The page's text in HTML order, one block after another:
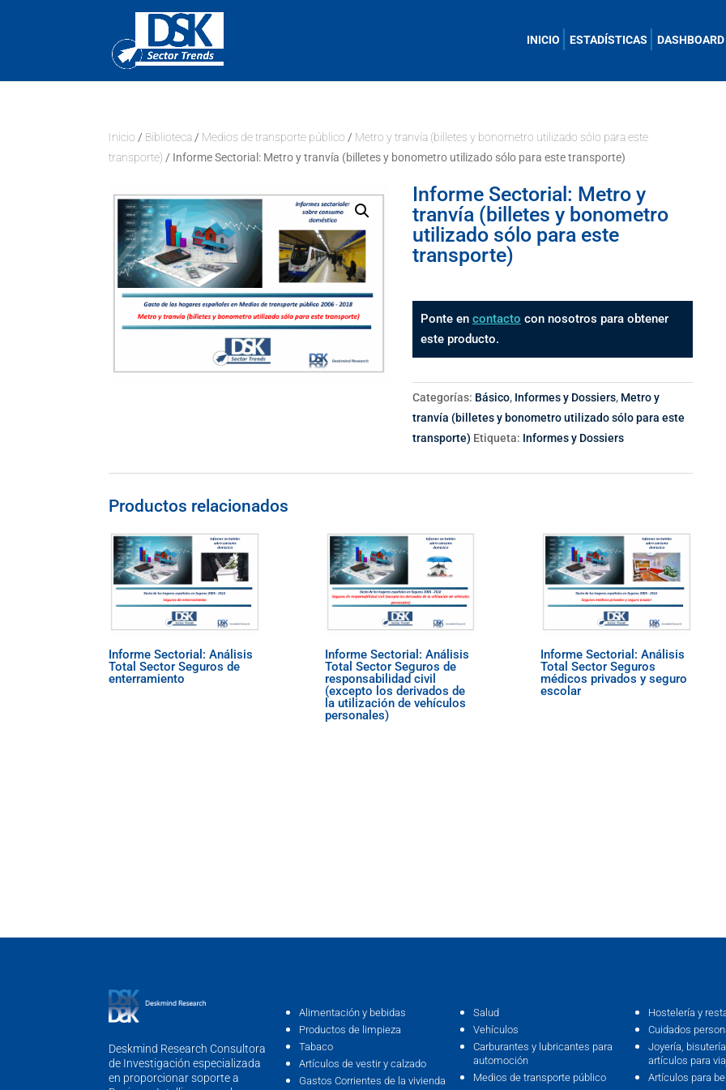
INICIO ESTADÍSTICAS DASHBOARD
Inicio / Biblioteca / Medios de transporte público / Metro y tranvía (billetes y bonometro utilizado sólo para este
transporte) / Informe Sectorial: Metro y tranvía (billetes y bonometro utilizado sólo para este transporte)
Informe Sectorial: Metro y
tranvía (billetes y bonometro
utilizado sólo para este
transporte)
Ponte encontacto con nosotros para obtener
este producto.
Categorías: Básico, Informes y Dossiers, Metro y
tranvía (billetes y bonometro utilizado sólo para este
transporte) Etiqueta: Informes y Dossiers
Productos relacionados
Informe Sectorial: Análisis
Total Sector Seguros de
enterramiento
Informe Sectorial: Análisis
Total Sector Seguros de
responsabilidad civil
(excepto los derivados de
la utilización de vehículos
personales)
Informe Sectorial: Análisis
Total Sector Seguros
médicos privados y seguro
escolar
Deskmind Research Consultora
de Investigación especializada
en proporcionar soporte a
Alimentación y bebidas
Productos de limpieza
Tabaco
Artículos de vestir y calzado
Gastos Corrientes de la vivienda
Salud
Vehículos
Carburantes y lubricantes para
automoción
Medios de transporte público
Hostelería y
Cuidados
Joyería,
artículos para
Artículos para